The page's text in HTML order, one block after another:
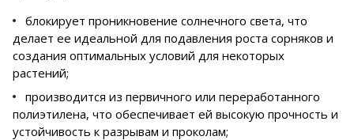
блокирует проникновение солнечного света, что
делает ее идеальной для подавления роста сорняков и
создания оптимальных условий для некоторых
растений;
производится из первичного или переработанного
полиэтилена, что обеспечивает ей высокую прочность и
устойчивость к разрывам и проколам;